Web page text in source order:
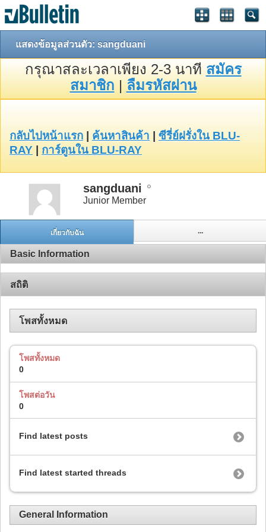
แสดงข้อมูลส่วนตัว: sangduani
กรุณาสละเวลาเพียง 2-3 นาที สมัคร
สมาชิก | ลืมรหัสผ่าน
กลับไปหน้าแรก ค้นหาสินค้า
ซีรี่ย์ฝรั่งใน BLU-
RAY
การ์ตูนใน BLU-RAY
sangduani
Junior Member
เกี่ยวกับฉัน ...
Basic Information
สถิติ
โพสทั้งหมด
โพสทั้งหมด
0
โพสต่อวัน
0
Find latest posts
Find latest started threads
General Information